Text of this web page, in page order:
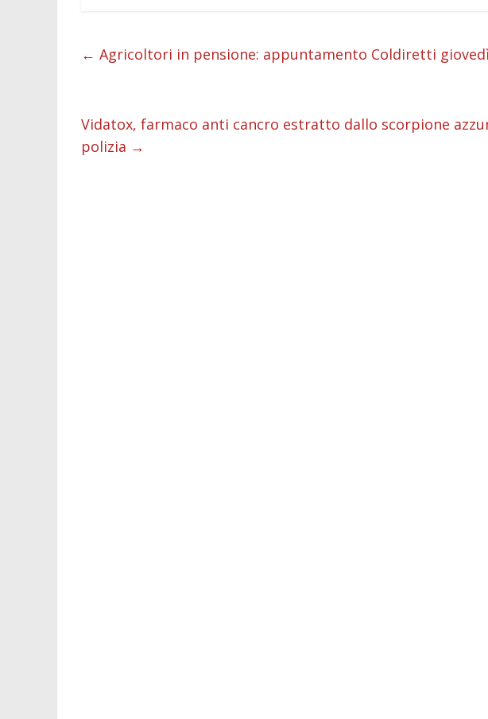
b
k
er l s
p
e
er
di e di
di
← Agricoltori in pensione: appuntamento Coldiretti
Vidatox, farmaco anti cancro estratto dallo scorpione
polizia →